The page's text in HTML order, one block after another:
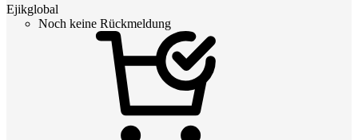
Ejikglobal
Noch keine Rückmeldung